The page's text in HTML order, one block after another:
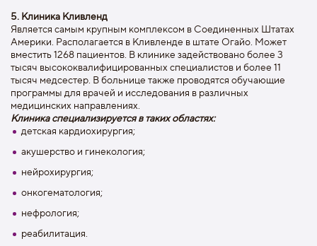
5. Клиника Кливленд
Является самым крупным комплексом в Соединенных Штатах
Америки. Располагается в Кливленде в штате Огайо. Может
вместить 1268 пациентов. В клинике задействовано более 3
тысяч высококвалифицированных специалистов и более 11
тысяч медсестер. В больнице также проводятся обучающие
программы для врачей и исследования в различных
медицинских направлениях.
Клиника специализируется в таких областях:
детская кардиохирургия;
акушерство и гинекология;
нейрохирургия;
онкогематология;
нефрология;
реабилитация.